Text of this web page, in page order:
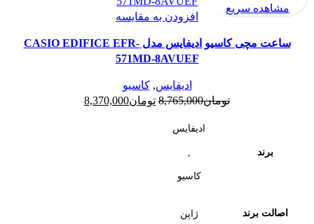
افزودن به مقایسه
ساعت مچی کاسیو ادیفایس مدل CASIO EDIFICE EFR-
571MD-8AVUEF
ادیفایس,کاسیو
تومان8,765,000 قیمت
تومان8,370,000قیمت
برند
ادیفایس
کاسیو
اصالت برند ژاپن
مشاهده سریع